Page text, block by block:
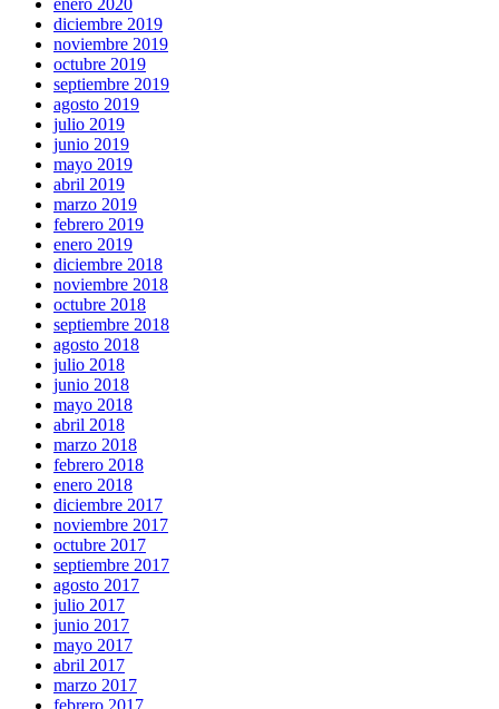
diciembre 2019
noviembre 2019
octubre 2019
septiembre 2019
agosto 2019
julio 2019
junio 2019
mayo 2019
abril 2019
marzo 2019
febrero 2019
enero 2019
diciembre 2018
noviembre 2018
octubre 2018
septiembre 2018
agosto 2018
julio 2018
junio 2018
mayo 2018
abril 2018
marzo 2018
febrero 2018
enero 2018
diciembre 2017
noviembre 2017
octubre 2017
septiembre 2017
agosto 2017
julio 2017
junio 2017
mayo 2017
abril 2017
marzo 2017
febrero 2017